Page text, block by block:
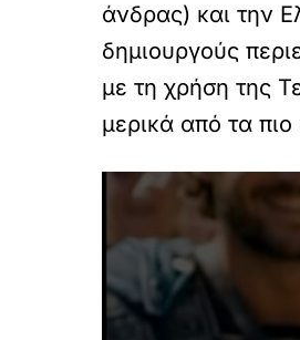
άνδρας) και την
δημιουργούς
με τη χρήση της
μερικά από τα